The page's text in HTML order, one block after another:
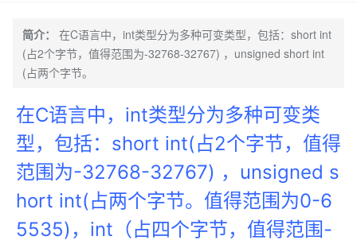
简介：
在C语言中，int类型分为多种可变类型，包括：short int
(占2个字节，值得范围为-32768-32767) ，unsigned short int
(占两个字节。
在C语言中，int类型分为多种可变类
型，包括：short int(占2个字节，值得
范围为-32768-32767) ，unsigned s
hort int(占两个字节。值得范围为0-6
5535)，int（占四个字节，值得范围-